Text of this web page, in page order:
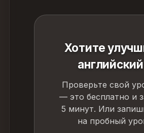
Хотите
Проверьте свой
— это бесплатно и
5 минут. Или
на пробный